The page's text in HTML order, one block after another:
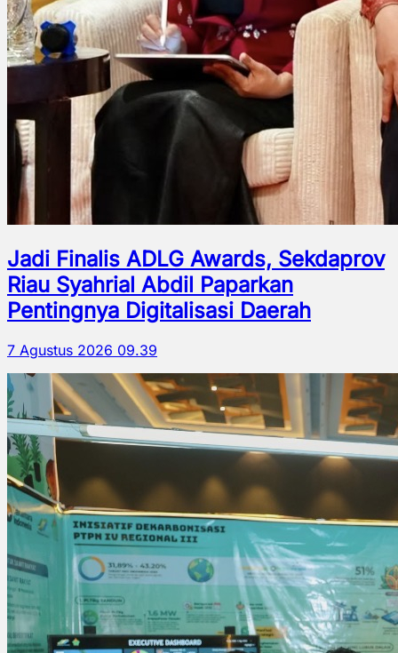
Jadi Finalis ADLG Awards, Sekdaprov
Riau Syahrial Abdil Paparkan
Pentingnya Digitalisasi Daerah
7 Agustus 2026 09.39